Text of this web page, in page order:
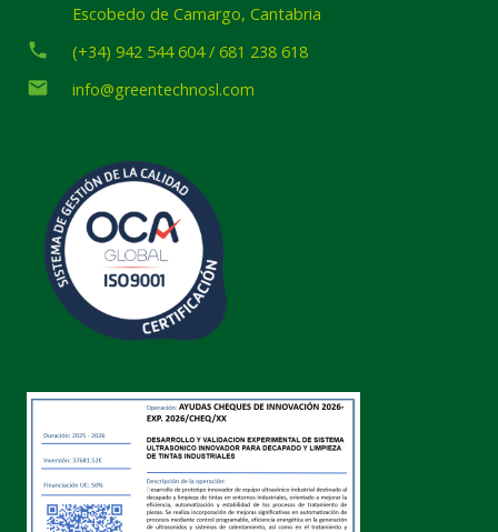
Escobedo de Camargo, Cantabria
phone (+34) 942 544 604 / 681 238 618
email info@greentechnosl.com